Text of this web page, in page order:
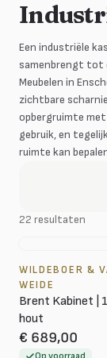
Een industriële
samenbrengt tot
Meubelen in
zichtbare
opbergruimte
gebruik, en
ruimte kan
22 resultaten
WILDEBOER &
WEIDE
Brent Kabinet |
hout
€ 689,00